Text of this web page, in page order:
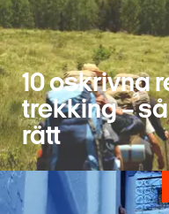
10 oskrivna
trekking –
rätt